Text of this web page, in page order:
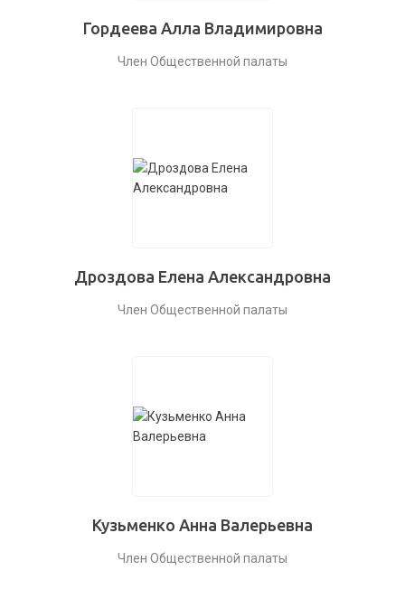
Гордеева Алла Владимировна
Член Общественной палаты
Дроздова Елена Александровна
Член Общественной палаты
Кузьменко Анна Валерьевна
Член Общественной палаты